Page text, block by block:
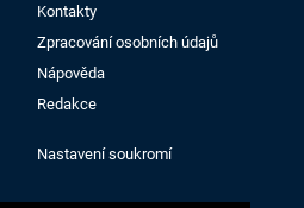
Kontakty
Zpracování osobních údajů
Nápověda
Redakce
Nastavení soukromí